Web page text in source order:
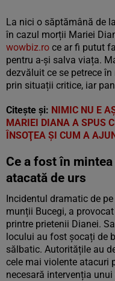
La nici o săptămână de
în cazul morții Mariei
wowbiz.ro ce ar fi putut
pentru a-și salva viața.
dezvăluit ce se petrece
prin situații critice, iar
Citește și: NIMIC NU E
MARIEI DIANA A SPUS
ÎNSOŢEA ŞI CUM A
Ce a fost în
atacată de urs
Incidentul dramatic de
munții Bucegi, a
printre prietenii Dianei.
locului au fost șocați de
sălbatic. Autoritățile au
cele mai violente atacuri
necesară intervenția